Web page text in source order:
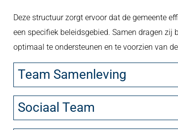
Deze structuur zorgt ervoor dat de gemeente
een specifiek beleidsgebied. Samen dragen
optimaal te ondersteunen en te voorzien van
Team Samenleving
Sociaal Team